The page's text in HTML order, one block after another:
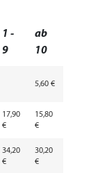
1 -
9
ab
10
5,60 €
17,90
€
15,80
€
34,20
€
30,20
€